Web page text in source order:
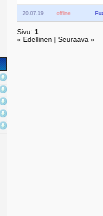
20.07.19 offline
Sivu: 1
« Edellinen | Seuraava »